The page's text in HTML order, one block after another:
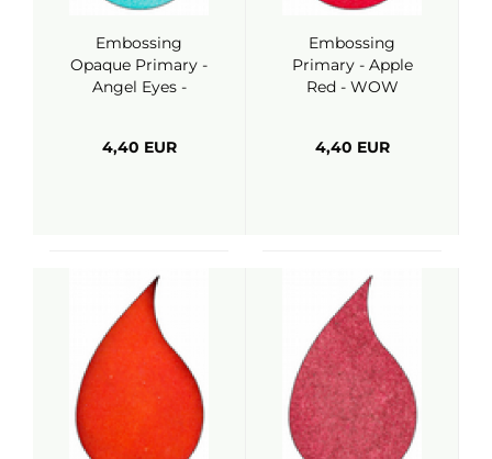
Embossing
Opaque Primary -
Angel Eyes -
4,40 EUR
Embossing
Primary - Apple
Red - WOW
4,40 EUR